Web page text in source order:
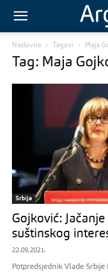
Naslovna Tagovi Maja
Tag: Maja
Srbija
Gojković:
suštinskog
22.09.2021.
Potpredsjednik Vlade